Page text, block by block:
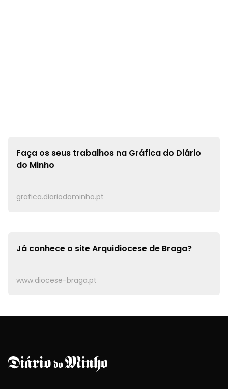
Faça os seus trabalhos na Gráfica do Diário
do Minho
grafica.diariodominho.pt
Já conhece o siteArquidiocese de Braga?
www.diocese-braga.pt